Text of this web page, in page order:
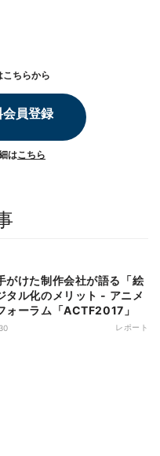
ちらから
会員登録
はこちら
がけた制作会社が語る「絵
タル化のメリット - アニメ
ォーラム「ACTF2017」
レポート